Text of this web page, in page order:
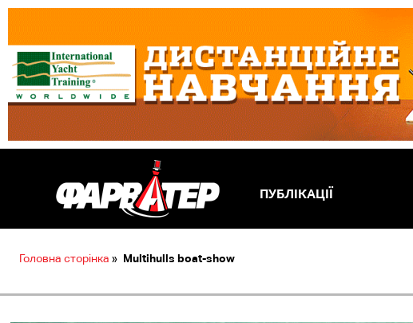
ПУБЛІКАЦІЇ
Головна сторінка » Multihulls boat-show